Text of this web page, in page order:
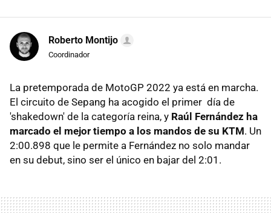
Roberto Montijo
Coordinador
La pretemporada de MotoGP 2022 ya está en marcha.
El circuito de Sepang ha acogido el primer día de
'shakedown' de la categoría reina, y Raúl Fernández ha
marcado el mejor tiempo a los mandos de su KTM. Un
2:00.898 que le permite a Fernández no solo mandar
en su debut, sino ser el único en bajar del 2:01.